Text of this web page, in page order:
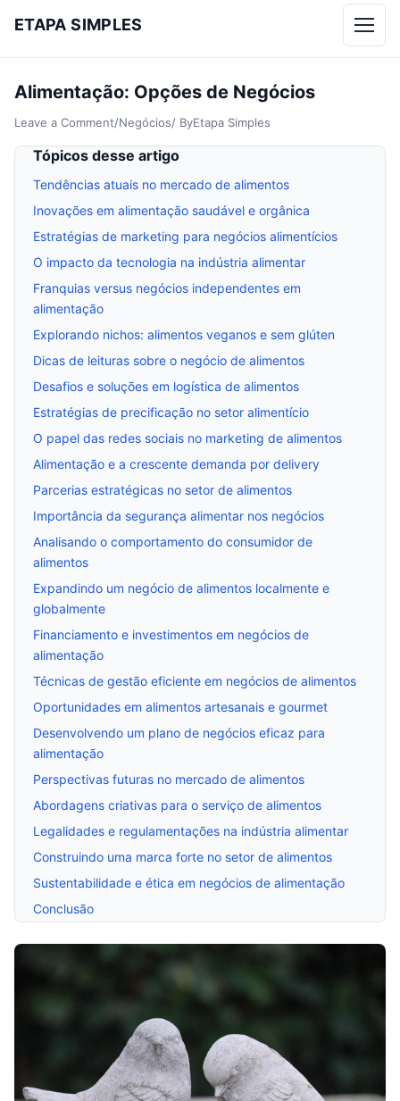
ETAPA SIMPLES Menu
Alimentação: Opções de Negócios
Leave a Comment/Negócios/ ByEtapa Simples
Tópicos desse artigo
Tendências atuais no mercado de alimentos
Inovações em alimentação saudável e orgânica
Estratégias de marketing para negócios alimentícios
O impacto da tecnologia na indústria alimentar
Franquias versus negócios independentes em
alimentação
Explorando nichos: alimentos veganos e sem glúten
Dicas de leituras sobre o negócio de alimentos
Desafios e soluções em logística de alimentos
Estratégias de precificação no setor alimentício
O papel das redes sociais no marketing de alimentos
Alimentação e a crescente demanda por delivery
Parcerias estratégicas no setor de alimentos
Importância da segurança alimentar nos negócios
Analisando o comportamento do consumidor de
alimentos
Expandindo um negócio de alimentos localmente e
globalmente
Financiamento e investimentos em negócios de
alimentação
Técnicas de gestão eficiente em negócios de alimentos
Oportunidades em alimentos artesanais e gourmet
Desenvolvendo um plano de negócios eficaz para
alimentação
Perspectivas futuras no mercado de alimentos
Abordagens criativas para o serviço de alimentos
Legalidades e regulamentações na indústria alimentar
Construindo uma marca forte no setor de alimentos
Sustentabilidade e ética em negócios de alimentação
Conclusão